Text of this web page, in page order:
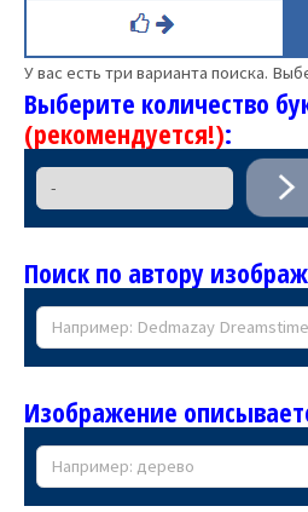
У вас есть три варианта поиска.
Выберите количество
(рекомендуется!):
Поиск по автору
Изображение